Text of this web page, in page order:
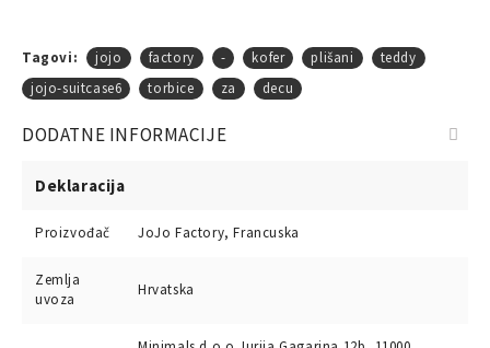
Tagovi: jojo factory - kofer plišani
teddy
jojo-suitcase6
torbice za decu
DODATNE INFORMACIJE
Deklaracija
Proizvođač JoJo Factory, Francuska
Zemlja
uvoza
Hrvatska